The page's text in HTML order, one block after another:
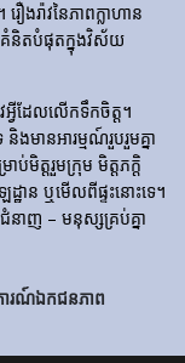
ងរ៉ាវនៃភាពក្លាហាន
គំនិតបំផុតក្នុងវិស័យ
វីដែលលើកទឹកចិត្ត។
មានអារម្មណ៍រួបរួមគ្នា
មិត្តរួមក្រុម មិត្តភក្តិ
ាន ឬមើលពីផ្ទះនោះទេ។
ាញ – មនុស្សគ្រប់គ្នា
រណ៍ឯកជនភាព